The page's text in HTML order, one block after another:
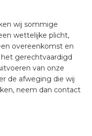
wij sommige
wettelijke plicht,
overeenkomst en
gerechtvaardigd
van onze
de afweging die wij
neem dan contact